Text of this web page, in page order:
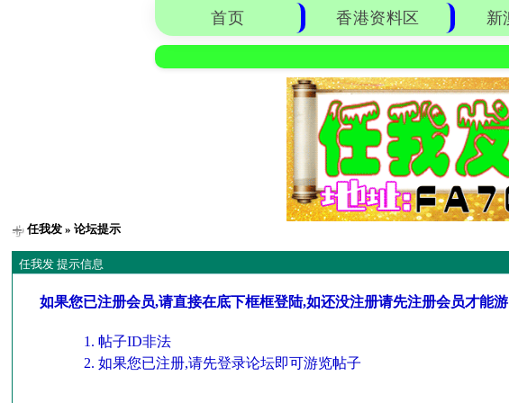
首页 香港资料区 新
任我发 » 论坛提示
任我发 提示信息
如果您已注册会员,请直接在底下框框登陆,如还没注册请先注册会员才能
帖子ID非法
如果您已注册,请先登录论坛即可游览帖子